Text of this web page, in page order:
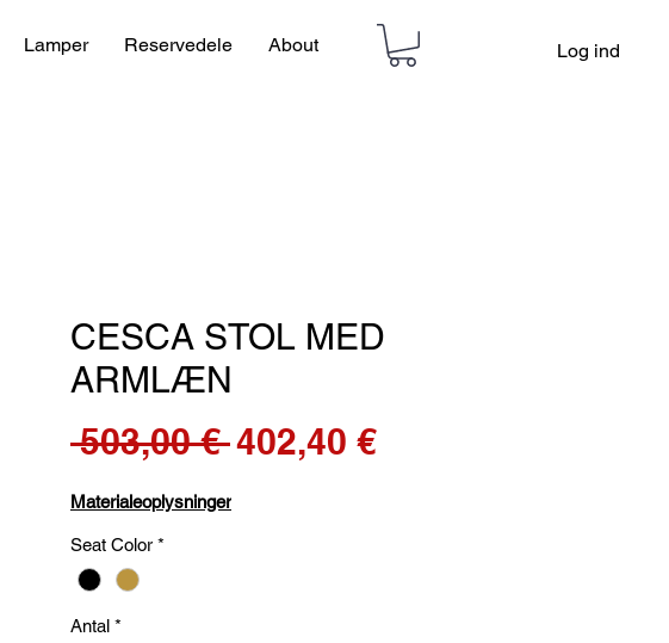
Lamper Reservedele About Log ind
CESCA STOL MED
ARMLÆN
503,00 € Regulær
402,40 €Salgspris
Materialeoplysninger
Seat Color *
Antal *